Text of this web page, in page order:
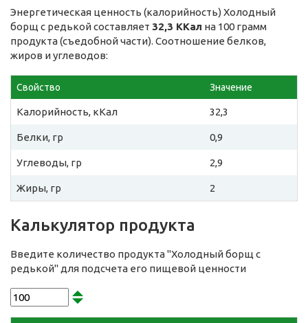
Энергетическая ценность (калорийность) Холодный
борщ с редькой составляет 32,3 ККал на 100 грамм
продукта (съедобной части). Соотношение белков,
жиров и углеводов:
Свойство Значение
Калорийность, кКал 32,3
Белки, гр 0,9
Углеводы, гр 2,9
Жиры, гр 2
Калькулятор продукта
Введите количество продукта "Холодный борщ с
редькой" для подсчета его пищевой ценности